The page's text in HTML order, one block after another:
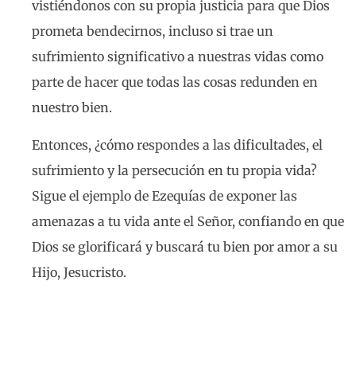
vistiéndonos con su propia justicia para que Dios
prometa bendecirnos, incluso si trae un
sufrimiento significativo a nuestras vidas como
parte de hacer que todas las cosas redunden en
nuestro bien.
Entonces, ¿cómo respondes a las dificultades, el
sufrimiento y la persecución en tu propia vida?
Sigue el ejemplo de Ezequías de exponer las
amenazas a tu vida ante el Señor, confiando en que
Dios se glorificará y buscará tu bien por amor a su
Hijo, Jesucristo.